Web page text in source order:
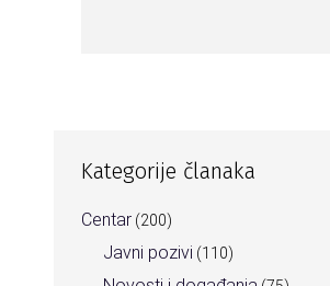
Kategorije članaka
Centar (200)
Javni pozivi (110)